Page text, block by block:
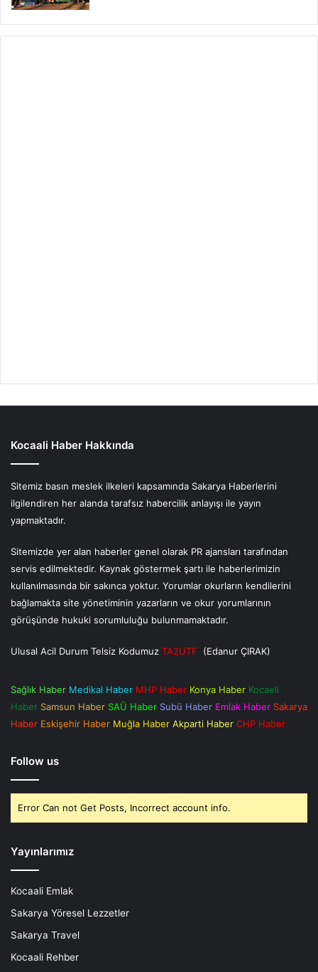
Kocaali Haber Hakkında
Sitemiz basın meslek ilkeleri kapsamında Sakarya Haberlerini
ilgilendiren her alanda tarafsız habercilik anlayışı ile yayın
yapmaktadır.
Sitemizde yer alan haberler genel olarak PR ajansları tarafından
servis edilmektedir. Kaynak göstermek şartı ile haberlerimizin
kullanılmasında bir sakınca yoktur. Yorumlar okurların kendilerini
bağlamakta site yönetiminin yazarların ve okur yorumlarının
görüşünde hukuki sorumluluğu bulunmamaktadır.
Ulusal Acil Durum Telsiz Kodumuz TA2UTF (Edanur ÇIRAK)
Sağlık Haber Medikal Haber MHP Haber Konya Haber Kocaeli
Haber Samsun Haber SAÜ Haber Subü Haber Emlak Haber Sakarya
Haber Eskişehir Haber Muğla Haber Akparti Haber CHP Haber
Follow us
Error Can not Get Posts, Incorrect account info.
Yayınlarımız
Kocaali Emlak
Sakarya Yöresel Lezzetler
Sakarya Travel
Kocaali Rehber